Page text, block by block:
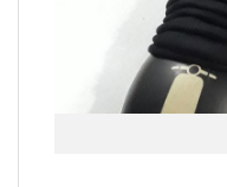
Mũ nón